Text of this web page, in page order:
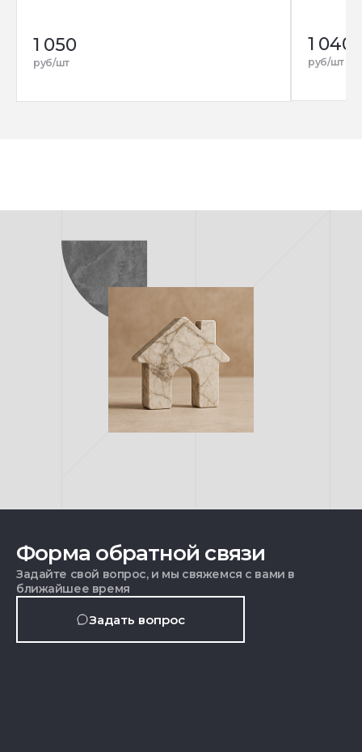
1 050
руб/шт
1 040
руб/шт
Форма обратной связи
Задайте свой вопрос, и мы свяжемся с вами в
ближайшее время
Задать вопрос